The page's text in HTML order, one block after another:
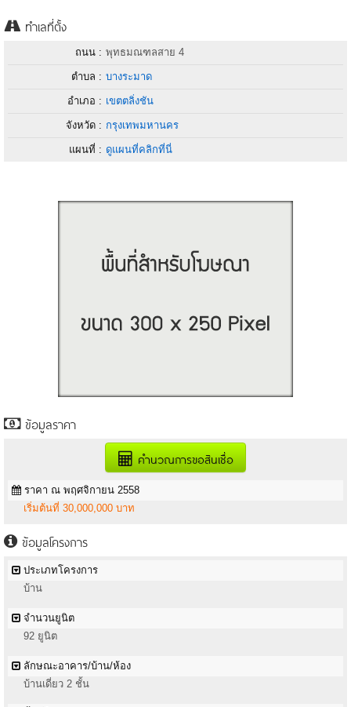
ทำเลที่ตั้ง
ถนน : พุทธมณฑลสาย 4
ตำบล : บางระมาด
อำเภอ : เขตตลิ่งชัน
จังหวัด : กรุงเทพมหานคร
แผนที่ : ดูแผนที่คลิกที่นี่
ข้อมูลราคา
คำนวณการขอสินเชื่อ
ราคา ณ พฤศจิกายน 2558
เริ่มต้นที่ 30,000,000 บาท
ข้อมูลโครงการ
ประเภทโครงการ
บ้าน
จำนวนยูนิต
92 ยูนิต
ลักษณะอาคาร/บ้าน/ห้อง
บ้านเดี่ยว 2 ชั้น